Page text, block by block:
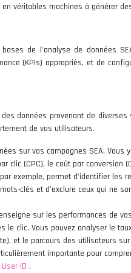
véritables machines à générer
de l’analyse de données
(KPIs) appropriés, et de
données provenant de diverses
de vos utilisateurs.
sur vos campagnes SEA. Vous
clic (CPC), le coût par conversion
exemple, permet d’identifier les
clés et d’exclure ceux qui ne
sur les performances de
clic. Vous pouvez analyser le
et le parcours des utilisateurs
importante pour
ID .